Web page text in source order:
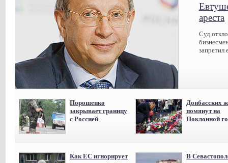
ареста
Суд
запретил
Порошенко
закрывает границу
с Россией
Донбасских
помянут на
Поклонной
Как ЕС игнорирует
В